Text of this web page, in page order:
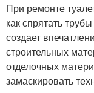
При ремонте
как спрятать
создает
строительных
отделочных
замаскировать